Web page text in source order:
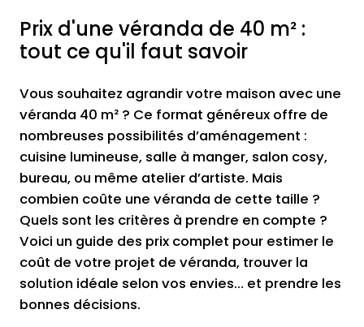
Prix d'une véranda de 40 m² :
tout ce qu'il faut savoir
Vous souhaitez agrandir votre maison avec une
véranda 40 m² ? Ce format généreux offre de
nombreuses possibilités d’aménagement :
cuisine lumineuse, salle à manger, salon cosy,
bureau, ou même atelier d’artiste. Mais
combien coûte une véranda de cette taille ?
Quels sont les critères à prendre en compte ?
Voici un guide des prix complet pour estimer le
coût de votre projet de véranda, trouver la
solution idéale selon vos envies… et prendre les
bonnes décisions.